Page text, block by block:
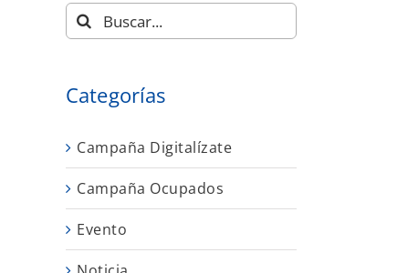
Buscar:
Categorías
Campaña Digitalízate
Campaña Ocupados
Evento